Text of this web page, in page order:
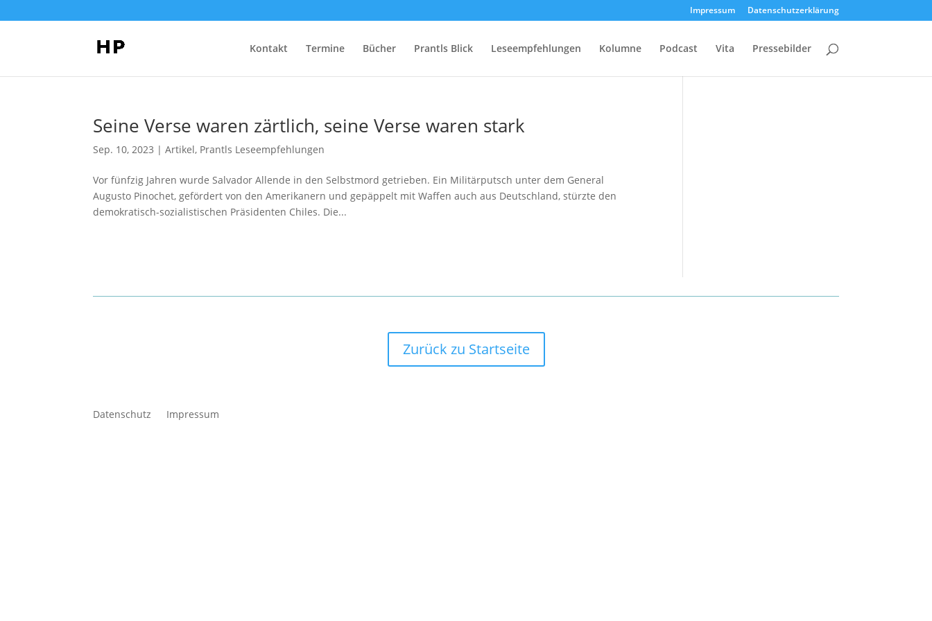
Impressum Datenschutzerklärung
Kontakt Termine Bücher Prantls Blick Leseempfehlungen Kolumne Podcast Vita Pressebilder
Seine Verse waren zärtlich, seine Verse waren stark
Sep. 10, 2023 |Artikel, Prantls Leseempfehlungen
Vor fünfzig Jahren wurde Salvador Allende in den Selbstmord getrieben. Ein Militärputsch unter dem General
Augusto Pinochet, gefördert von den Amerikanern und gepäppelt mit Waffen auch aus Deutschland, stürzte den
demokratisch-sozialistischen Präsidenten Chiles. Die...
Zurück zu Startseite
Datenschutz Impressum